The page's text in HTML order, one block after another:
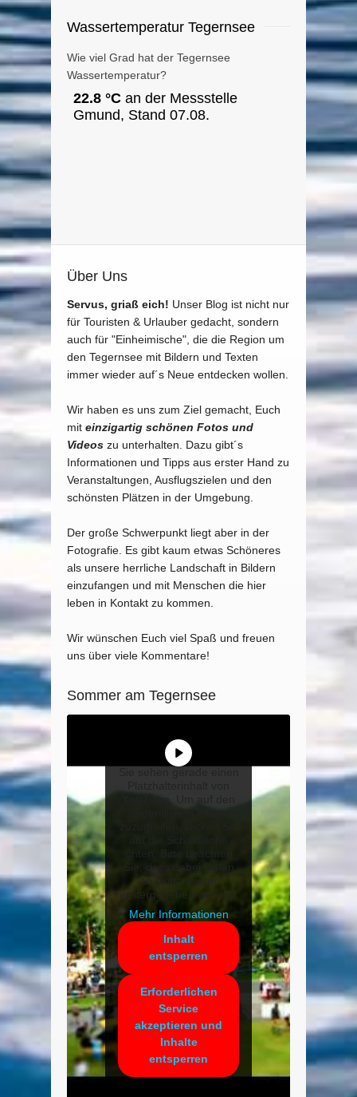
Wassertemperatur Tegernsee
Wie viel Grad hat der Tegernsee
Wassertemperatur?
Über Uns
Servus, griaß eich! Unser Blog ist nicht nur
für Touristen & Urlauber gedacht, sondern
auch für "Einheimische", die die Region um
den Tegernsee mit Bildern und Texten
immer wieder auf´s Neue entdecken wollen.
Wir haben es uns zum Ziel gemacht, Euch
mit einzigartig schönen Fotos und
Videos zu unterhalten. Dazu gibt´s
Informationen und Tipps aus erster Hand zu
Veranstaltungen, Ausflugszielen und den
schönsten Plätzen in der Umgebung.
Der große Schwerpunkt liegt aber in der
Fotografie. Es gibt kaum etwas Schöneres
als unsere herrliche Landschaft in Bildern
einzufangen und mit Menschen die hier
leben in Kontakt zu kommen.
Wir wünschen Euch viel Spaß und freuen
uns über viele Kommentare!
Sommer am Tegernsee
YouTube
unten. Bitte beachten
Sie, dass dabei Daten
an Drittanbieter
weitergegeben werden.
Mehr Informationen
Inhalt
entsperren
Erforderlichen
Service
akzeptieren und
Inhalte
entsperren